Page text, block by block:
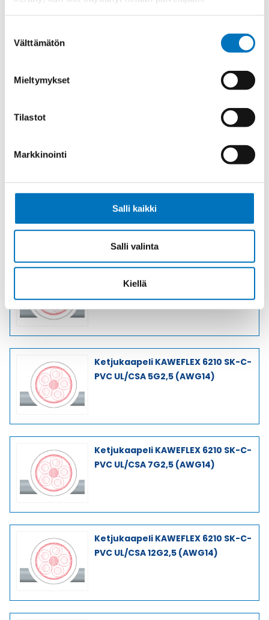
valinta
Välttämätön
Mieltymykset
Tilastot
Markkinointi
Salli kaikki
Salli valinta
Kiellä
Ketjukaapeli KAWEFLEX 6210 SK-C-
PVC UL/CSA 4G2,5 (AWG14)
Ketjukaapeli KAWEFLEX 6210 SK-C-
PVC UL/CSA 5G2,5 (AWG14)
Ketjukaapeli KAWEFLEX 6210 SK-C-
PVC UL/CSA 7G2,5 (AWG14)
Ketjukaapeli KAWEFLEX 6210 SK-C-
PVC UL/CSA 12G2,5 (AWG14)